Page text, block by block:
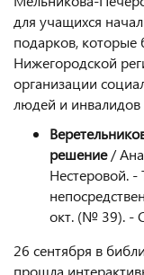
для учащихся
подарков,
Нижегородской
организации
людей и
решение/
Нестеровой. -
окт. (№ 39). -
26 сентября в
прошла